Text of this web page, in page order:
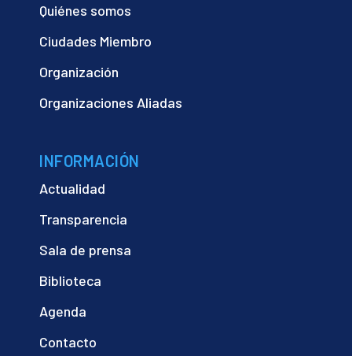
Quiénes somos
Ciudades Miembro
Organización
Organizaciones Aliadas
INFORMACIÓN
Actualidad
Transparencia
Sala de prensa
Biblioteca
Agenda
Contacto